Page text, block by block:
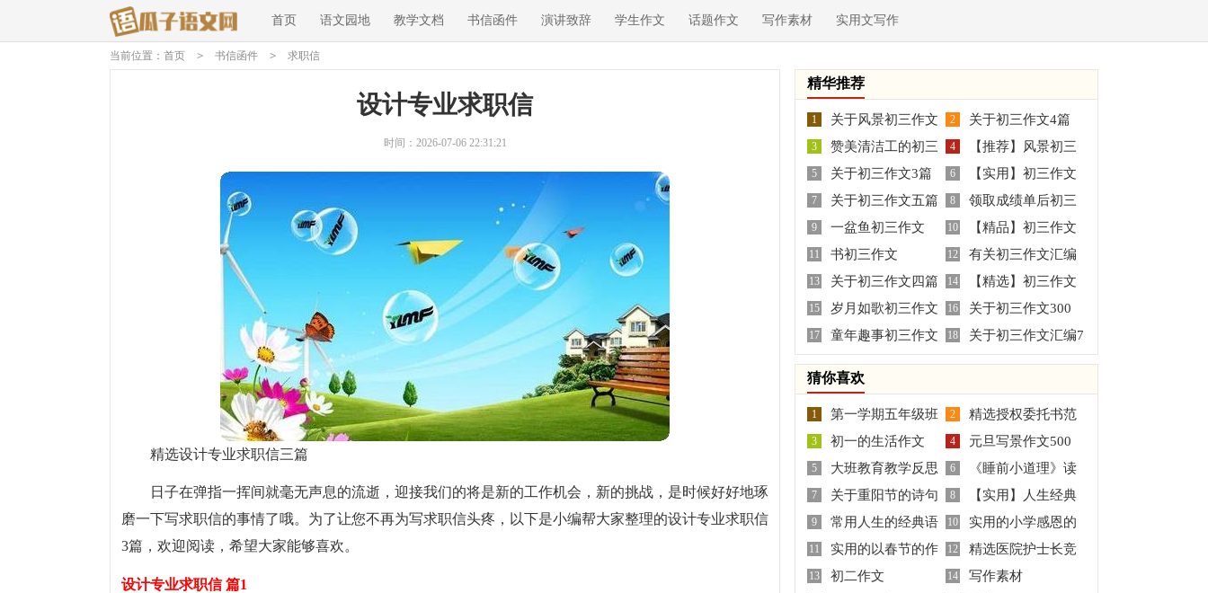
首页 语文园地 教学文档 书信函件 演讲致辞 学生作文 话题作文 写作素材 实用文写作
当前位置： 首页 > 书信函件 > 求职信
设计专业求职信
时间：2026-07-06 22:31:21
精选设计专业求职信三篇
日子在弹指一挥间就毫无声息的流逝，迎接我们的将是新的工作机会，新的挑战，是时候好好地琢
磨一下写求职信的事情了哦。为了让您不再为写求职信头疼，以下是小编帮大家整理的设计专业求职信
3篇，欢迎阅读，希望大家能够喜欢。
设计专业求职信 篇1
精华推荐
1
关于风景初三作文
合集九篇
2 关于初三作文4篇
3
赞美清洁工的初三
学生作文
4
【推荐】风景初三
作文3篇
5 关于初三作文3篇 6
【实用】初三作文
汇编五篇
7 关于初三作文五篇 8
领取成绩单后初三
作文
9 一盆鱼初三作文 10
【精品】初三作文
合集七篇
11 书初三作文 12
有关初三作文汇编
九篇
13 关于初三作文四篇 14
【精选】初三作文
汇总十篇
15 岁月如歌初三作文 16
关于初三作文300
字三篇
17
童年趣事初三作文
10篇
18
关于初三作文汇编7
篇
猜你喜欢
1
第一学期五年级班
主任工作计划
2
精选授权委托书范
文集锦6篇
3
初一的生活作文
300字集锦十篇
4
元旦写景作文500
字
5 大班教育教学反思 6
《睡前小道理》读
后感
7
关于重阳节的诗句
15篇
8
【实用】人生经典
语录59条
9
常用人生的经典语
录摘录96句
10
实用的小学感恩的
作文四篇
11
实用的以春节的作
文5篇
12
精选医院护士长竞
聘演讲稿三篇
13 初二作文 14 写作素材